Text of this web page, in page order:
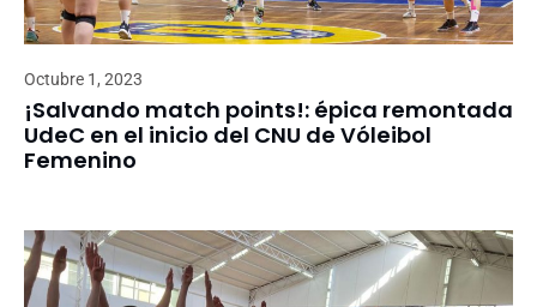
Octubre 1, 2023
¡Salvando match points!: épica remontada
UdeC en el inicio del CNU de Vóleibol
Femenino